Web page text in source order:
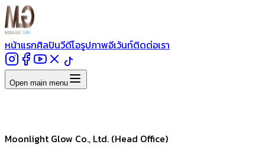
หน้าแรกศิลปินวีดีโอรูปภาพอีเว้นท์ติดต่อเรา
Open main menu
Moonlight Glow Co., Ltd. (Head Office)